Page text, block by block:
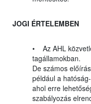
JOGI ÉRTELEMBEN
• Az AHL
tagállamokban.
De számos
például a
ahol erre
szabályozás